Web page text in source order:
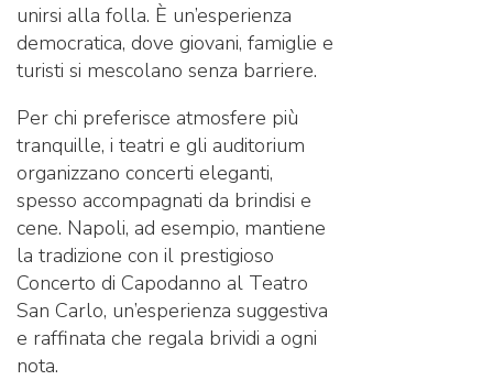
unirsi alla folla. È un’esperienza
democratica, dove giovani, famiglie e
turisti si mescolano senza barriere.
Per chi preferisce atmosfere più
tranquille, i teatri e gli auditorium
organizzano concerti eleganti,
spesso accompagnati da brindisi e
cene. Napoli, ad esempio, mantiene
la tradizione con il prestigioso
Concerto di Capodanno al Teatro
San Carlo, un’esperienza suggestiva
e raffinata che regala brividi a ogni
nota.